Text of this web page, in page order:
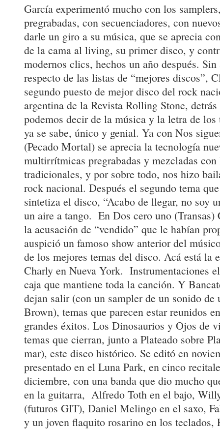
García experimentó mucho con los
pregrabadas, con secuenciadores, con
darle un giro a su música, que se aprecia
de la cama al living, su primer disco, y
modernos clics, hechos un año después.
respecto de las listas de “mejores discos”,
segundo puesto de mejor disco del rock
argentina de la Revista Rolling Stone,
podemos decir de la música y la letra de
ya se sabe, único y genial. Ya con Nos
(Pecado Mortal) se aprecia la tecnología
multirrítmicas pregrabadas y mezcladas
tradicionales, y por sobre todo, nos hizo
rock nacional. Después el segundo tema
sintetiza el disco, “Acabo de llegar, no soy
un aire a tango. En Dos cero uno
la acusación de “vendido” que le habían
auspició un famoso show anterior del
de los mejores temas del disco. Acá está la
Charly en Nueva York. Instrumentaciones
caja que mantiene toda la canción. Y
dejan salir (con un sampler de un sonido de
Brown), temas que parecen estar reunidos
grandes éxitos. Los Dinosaurios y Ojos de
temas que cierran, junto a Plateado sobre
mar), este disco histórico. Se editó en
presentado en el Luna Park, en cinco
diciembre, con una banda que dio mucho
en la guitarra, Alfredo Toth en el bajo,
(futuros GIT), Daniel Melingo en el saxo,
y un joven flaquito rosarino en los teclados,